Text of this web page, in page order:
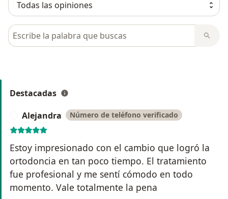
Busca en opiniones
Destacadas
Alejandra Número de teléfono verificado
Estoy impresionado con el cambio que logró la
ortodoncia en tan poco tiempo. El tratamiento
fue profesional y me sentí cómodo en todo
momento. Vale totalmente la pena